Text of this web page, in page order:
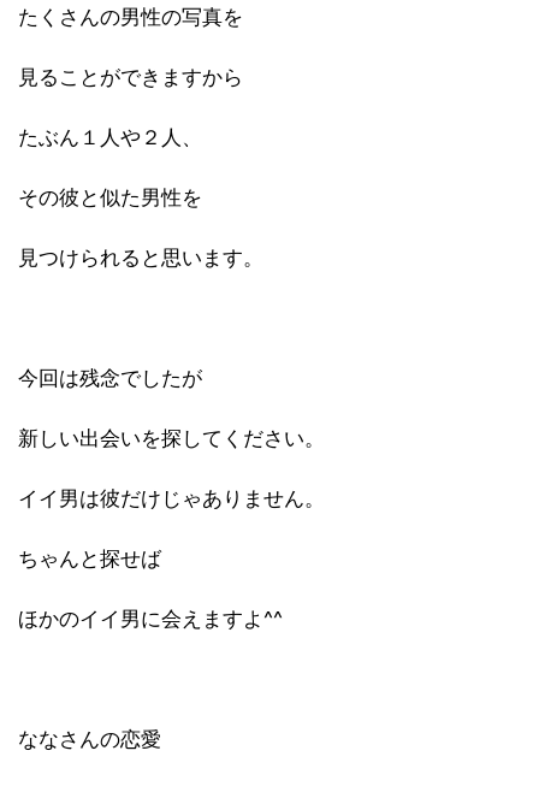
たくさんの男性の写真を
見ることができますから
たぶん１人や２人、
その彼と似た男性を
見つけられると思います。
今回は残念でしたが
新しい出会いを探してください。
イイ男は彼だけじゃありません。
ちゃんと探せば
ほかのイイ男に会えますよ^^
ななさんの恋愛